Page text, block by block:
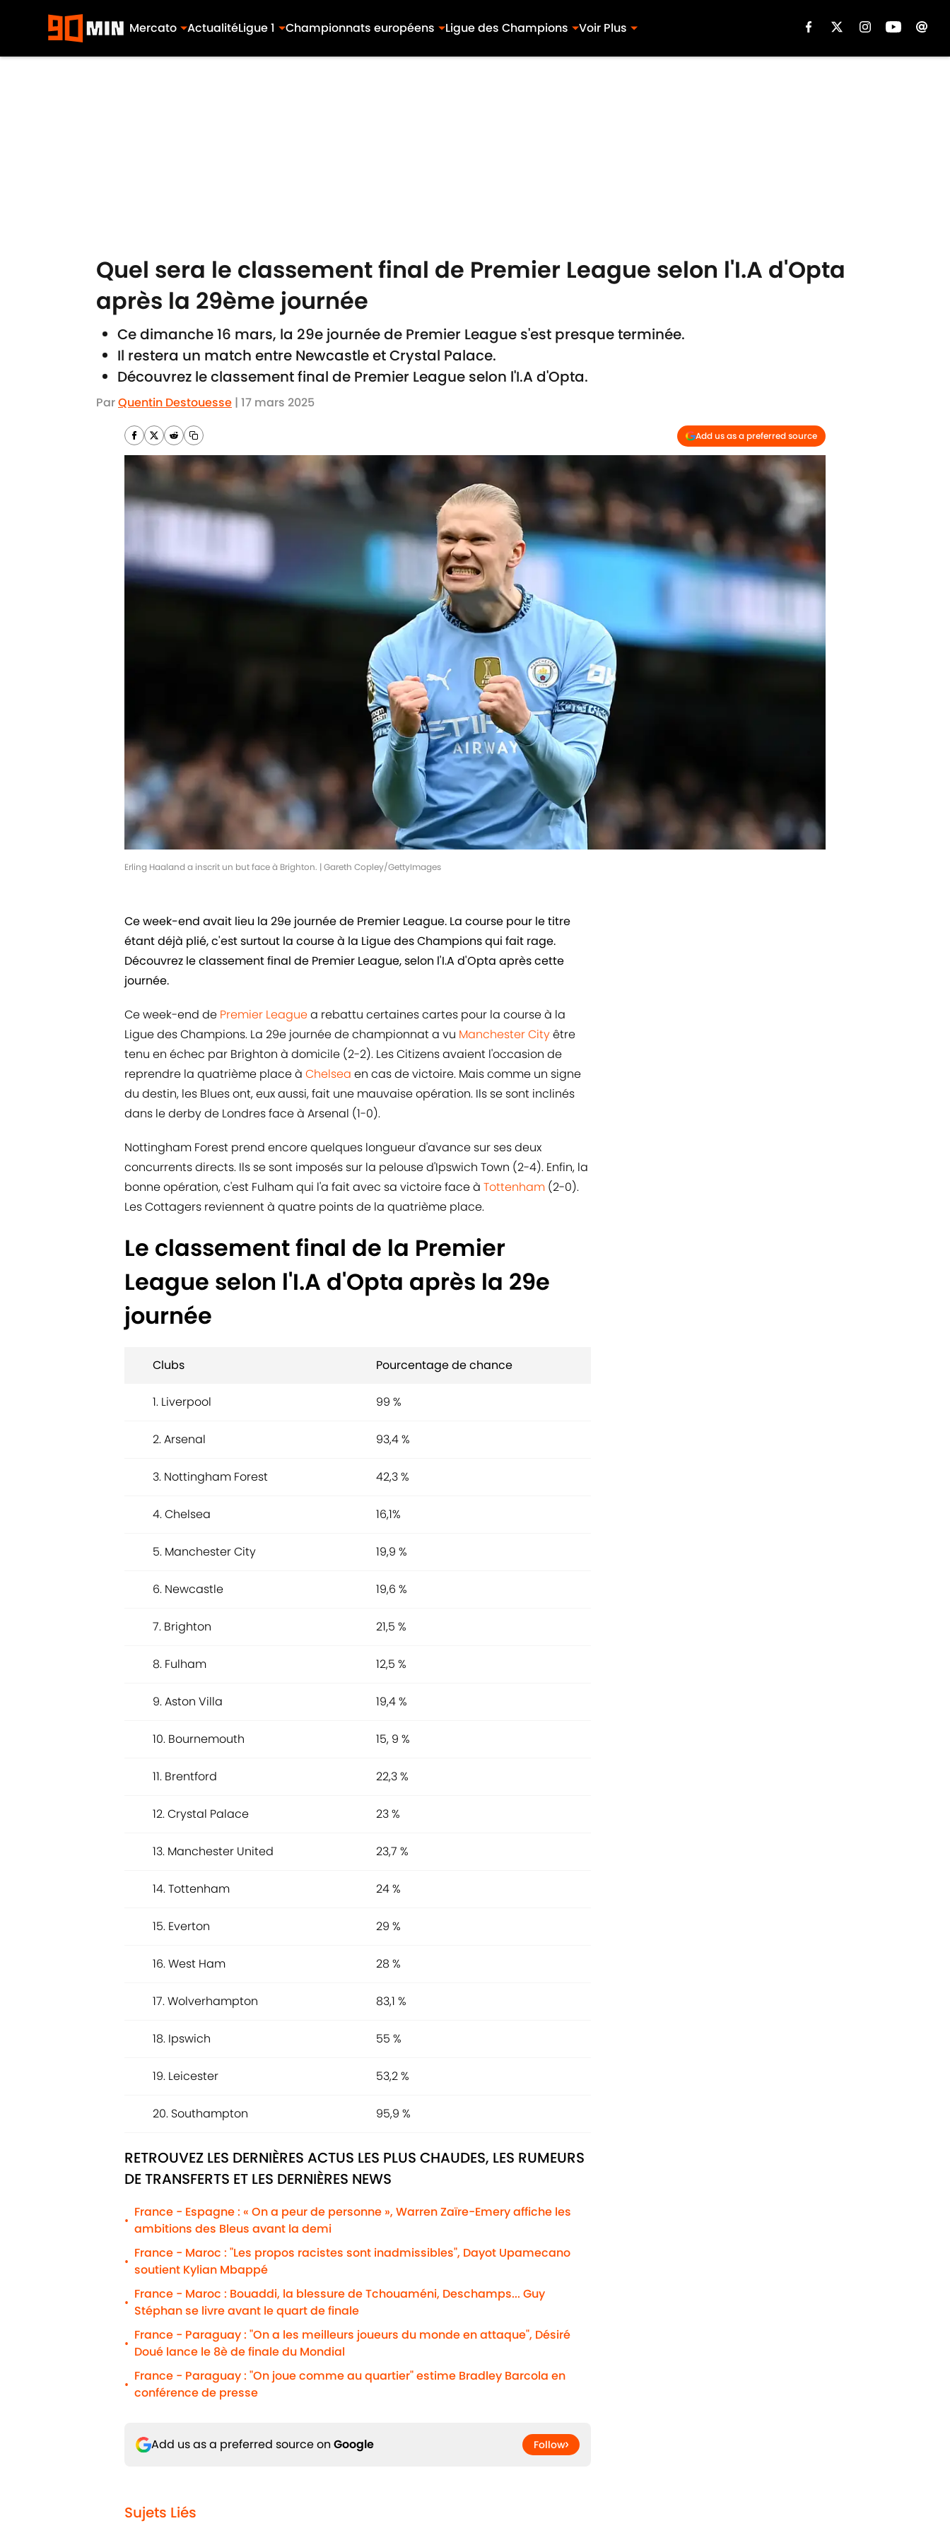
Mercato ActualitéLigue 1 Championnats européens Ligue des Champions Voir Plus
Quel sera le classement final de Premier League selon l'I.A d'Opta
après la 29ème journée
Ce dimanche 16 mars, la 29e journée de Premier League s'est presque terminée.
Il restera un match entre Newcastle et Crystal Palace.
Découvrez le classement final de Premier League selon l'I.A d'Opta.
ParQuentin Destouesse | 17 mars 2025
Add us as a preferred source
Erling Haaland a inscrit un but face à Brighton. | Gareth Copley/GettyImages
Ce week-end avait lieu la 29e journée de Premier League. La course pour le titre
étant déjà plié, c'est surtout la course à la Ligue des Champions qui fait rage.
Découvrez le classement final de Premier League, selon l'I.A d'Opta après cette
journée.
Ce week-end de Premier Leaguea rebattu certaines cartes pour la course à la
Ligue des Champions. La 29e journée de championnat a vu Manchester Cityêtre
tenu en échec par Brighton à domicile (2-2). Les Citizens avaient l'occasion de
reprendre la quatrième place à Chelsea en cas de victoire. Mais comme un signe
du destin, les Blues ont, eux aussi, fait une mauvaise opération. Ils se sont inclinés
dans le derby de Londres face à Arsenal (1-0).
Nottingham Forest prend encore quelques longueur d'avance sur ses deux
concurrents directs. Ils se sont imposés sur la pelouse d'Ipswich Town (2-4). Enfin, la
bonne opération, c'est Fulham qui l'a fait avec sa victoire face à Tottenham (2-0).
Les Cottagers reviennent à quatre points de la quatrième place.
Le classement final de la Premier
League selon l'I.A d'Opta après la 29e
journée
Clubs Pourcentage de chance
1. Liverpool 99 %
2. Arsenal 93,4 %
3. Nottingham Forest 42,3 %
4. Chelsea 16,1%
5. Manchester City 19,9 %
6. Newcastle 19,6 %
7. Brighton 21,5 %
8. Fulham 12,5 %
9. Aston Villa 19,4 %
10. Bournemouth 15, 9 %
11. Brentford 22,3 %
12. Crystal Palace 23 %
13. Manchester United 23,7 %
14. Tottenham 24 %
15. Everton 29 %
16. West Ham 28 %
17. Wolverhampton 83,1 %
18. Ipswich 55 %
19. Leicester 53,2 %
20. Southampton 95,9 %
RETROUVEZ LES DERNIÈRES ACTUS LES PLUS CHAUDES, LES RUMEURS
DE TRANSFERTS ET LES DERNIÈRES NEWS
•
France - Espagne : « On a peur de personne », Warren Zaïre-Emery affiche les
ambitions des Bleus avant la demi
•
France - Maroc : "Les propos racistes sont inadmissibles", Dayot Upamecano
soutient Kylian Mbappé
•
France - Maroc : Bouaddi, la blessure de Tchouaméni, Deschamps... Guy
Stéphan se livre avant le quart de finale
•
France - Paraguay : "On a les meilleurs joueurs du monde en attaque", Désiré
Doué lance le 8è de finale du Mondial
•
France - Paraguay : "On joue comme au quartier" estime Bradley Barcola en
conférence de presse
Add us as a preferred source on Google Follow
Sujets Liés